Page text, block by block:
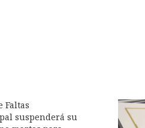
Faltas
suspenderá su